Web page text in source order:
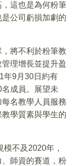
這也是為何粉筆
公司虧損加劇的
將不利於粉筆教
理增長並提升盈
年9月30日約有
成員。展望未
名教學人員服務
學質素與學生的
不及2020年，
師資的賽道，粉